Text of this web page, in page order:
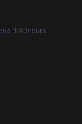
di fornitura